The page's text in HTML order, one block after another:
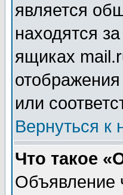
является
находятся
ящиках
или
Вернуться к
Что такое
Объявление